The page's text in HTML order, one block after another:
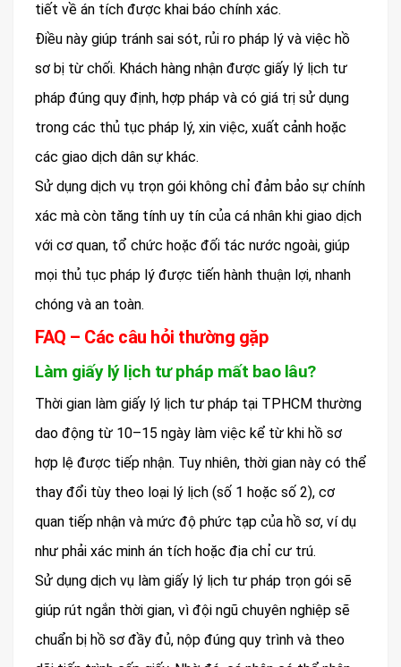
tiết về án tích được khai báo chính xác.
Điều này giúp tránh sai sót, rủi ro pháp lý và việc hồ
sơ bị từ chối. Khách hàng nhận được giấy lý lịch tư
pháp đúng quy định, hợp pháp và có giá trị sử dụng
trong các thủ tục pháp lý, xin việc, xuất cảnh hoặc
các giao dịch dân sự khác.
Sử dụng dịch vụ trọn gói không chỉ đảm bảo sự chính
xác mà còn tăng tính uy tín của cá nhân khi giao dịch
với cơ quan, tổ chức hoặc đối tác nước ngoài, giúp
mọi thủ tục pháp lý được tiến hành thuận lợi, nhanh
chóng và an toàn.
FAQ – Các câu hỏi thường gặp
Làm giấy lý lịch tư pháp mất bao lâu?
Thời gian làm giấy lý lịch tư pháp tại TPHCM thường
dao động từ 10–15 ngày làm việc kể từ khi hồ sơ
hợp lệ được tiếp nhận. Tuy nhiên, thời gian này có thể
thay đổi tùy theo loại lý lịch (số 1 hoặc số 2), cơ
quan tiếp nhận và mức độ phức tạp của hồ sơ, ví dụ
như phải xác minh án tích hoặc địa chỉ cư trú.
Sử dụng dịch vụ làm giấy lý lịch tư pháp trọn gói sẽ
giúp rút ngắn thời gian, vì đội ngũ chuyên nghiệp sẽ
chuẩn bị hồ sơ đầy đủ, nộp đúng quy trình và theo